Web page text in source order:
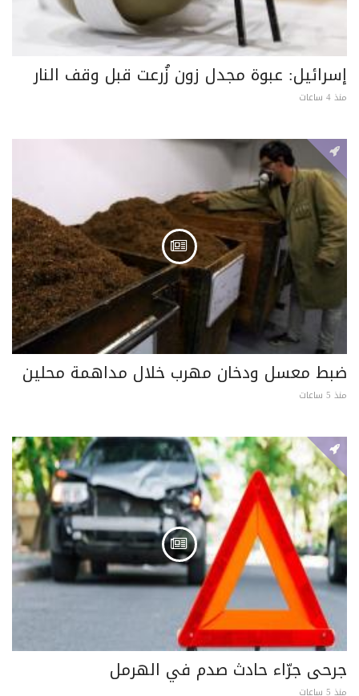
إسرائيل: عبوة مجدل زون زُرعت قبل وقف النار
منذ 4 ساعات
ضبط معسل ودخان مهرب خلال مداهمة محلين
منذ 5 ساعات
جرحى جرّاء حادث صدم في الهرمل